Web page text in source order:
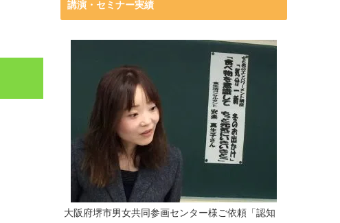
講演・セミナー実績
大阪府堺市男女共同参画センター様ご依頼「認知